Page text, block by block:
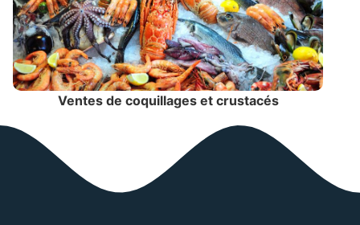
Ventes de coquillages et crustacés